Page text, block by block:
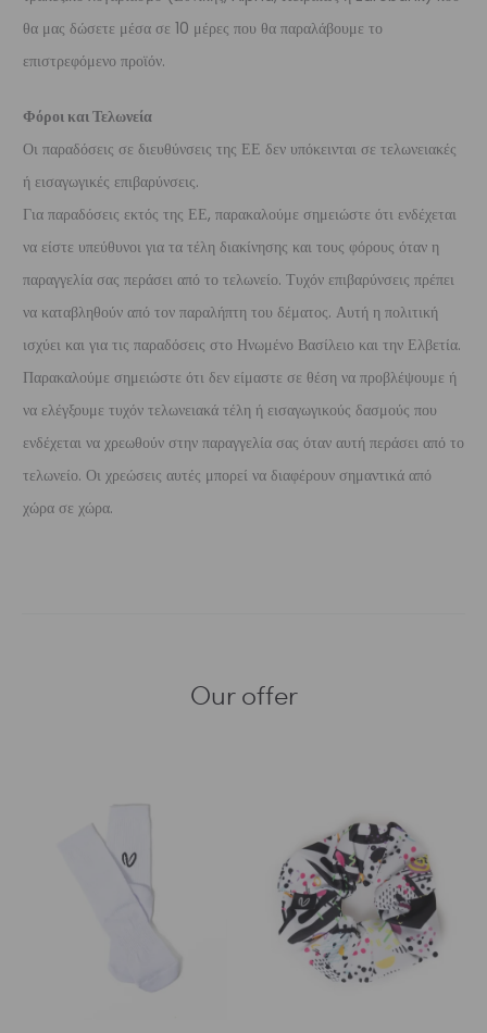
θα μας δώσετε μέσα σε 10 μέρες που θα παραλάβουμε το
επιστρεφόμενο προϊόν.
Φόροι και Τελωνεία
Οι παραδόσεις σε διευθύνσεις της ΕΕ δεν υπόκεινται σε τελωνειακές
ή εισαγωγικές επιβαρύνσεις.
Για παραδόσεις εκτός της ΕΕ, παρακαλούμε σημειώστε ότι ενδέχεται
να είστε υπεύθυνοι για τα τέλη διακίνησης και τους φόρους όταν η
παραγγελία σας περάσει από το τελωνείο. Τυχόν επιβαρύνσεις πρέπει
να καταβληθούν από τον παραλήπτη του δέματος. Αυτή η πολιτική
ισχύει και για τις παραδόσεις στο Ηνωμένο Βασίλειο και την Ελβετία.
Παρακαλούμε σημειώστε ότι δεν είμαστε σε θέση να προβλέψουμε ή
να ελέγξουμε τυχόν τελωνειακά τέλη ή εισαγωγικούς δασμούς που
ενδέχεται να χρεωθούν στην παραγγελία σας όταν αυτή περάσει από το
τελωνείο. Οι χρεώσεις αυτές μπορεί να διαφέρουν σημαντικά από
χώρα σε χώρα.
Our offer